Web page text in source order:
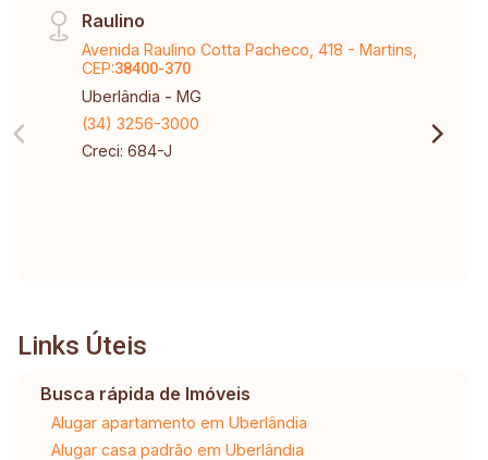
Raulino
Avenida Raulino Cotta Pacheco, 418 - Martins,
CEP:38400-370
Uberlândia - MG
(34) 3256-3000
Creci: 684-J
Links Úteis
Busca rápida de Imóveis
Alugar apartamento em Uberlândia
Alugar casa padrão em Uberlândia